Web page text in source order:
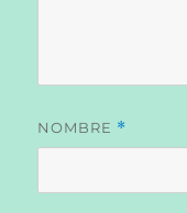
NOMBRE *